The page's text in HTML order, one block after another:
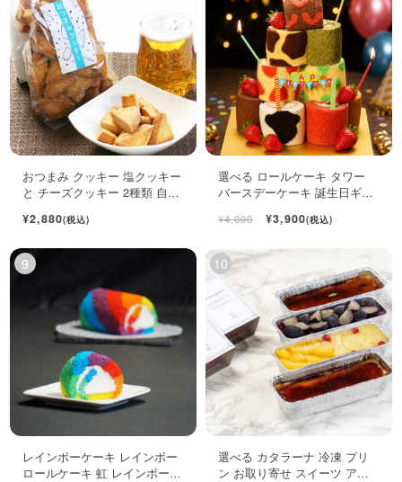
おつまみ クッキー 塩クッキー
と チーズクッキー 2種類 自宅
¥2,880(税込)
選べる ロールケーキ タワー
バースデーケーキ 誕生日ギフ
¥4,000 ¥3,900(税込)
レインボーケーキ レインボー
ロールケーキ 虹 レインボース
選べる カタラーナ 冷凍 プリ
ン お取り寄せ スイーツ アイ